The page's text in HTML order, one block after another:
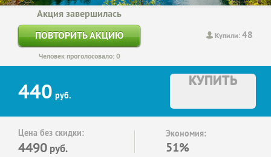
Купили:48
Акция завершилась
ПОВТОРИТЬ АКЦИЮ
Человек проголосовало: 0
440 руб.
КУПИТЬ
Цена без скидки:
4490 руб.
Экономия:
51%